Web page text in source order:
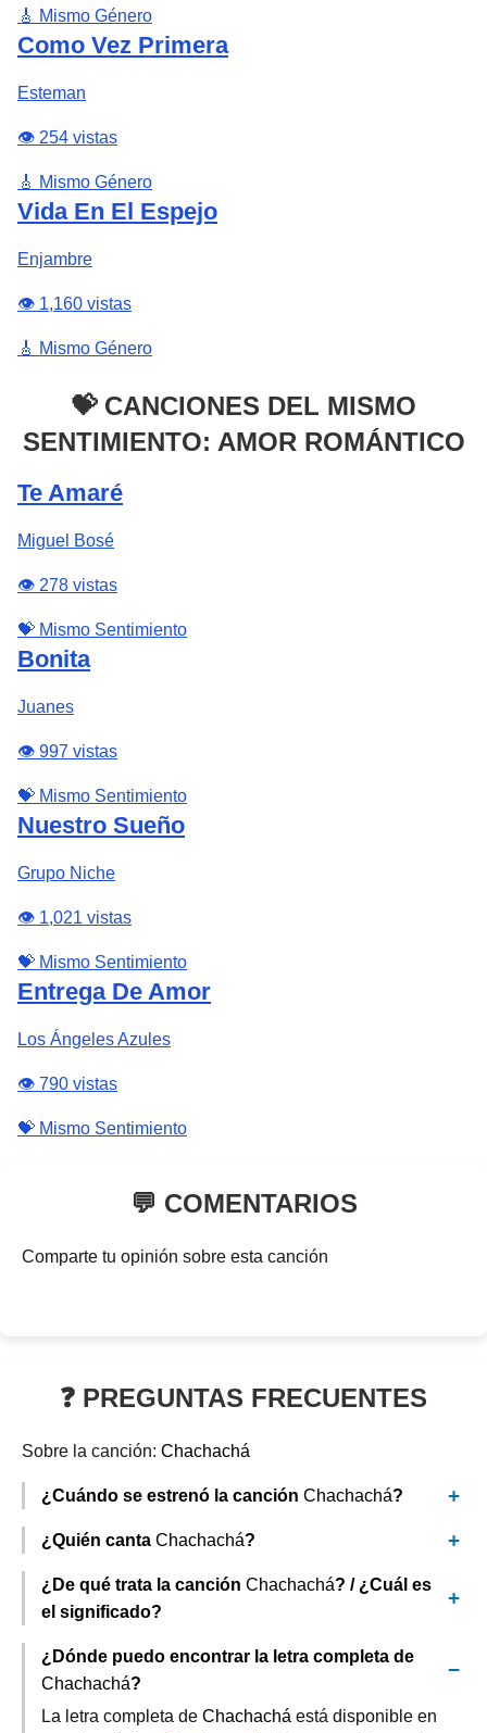
🎸 Mismo Género
Como Vez Primera
Esteman
👁️ 254 vistas
🎸 Mismo Género
Vida En El Espejo
Enjambre
👁️ 1,160 vistas
🎸 Mismo Género
💝 CANCIONES DEL MISMO
SENTIMIENTO: AMOR ROMÁNTICO
Te Amaré
Miguel Bosé
👁️ 278 vistas
💝 Mismo Sentimiento
Bonita
Juanes
👁️ 997 vistas
💝 Mismo Sentimiento
Nuestro Sueño
Grupo Niche
👁️ 1,021 vistas
💝 Mismo Sentimiento
Entrega De Amor
Los Ángeles Azules
👁️ 790 vistas
💝 Mismo Sentimiento
💬 COMENTARIOS
Comparte tu opinión sobre esta canción
❓ PREGUNTAS FRECUENTES
Sobre la canción: Chachachá
¿Cuándo se estrenó la canción Chachachá?
¿Quién canta Chachachá?
¿De qué trata la canción Chachachá? / ¿Cuál es
el significado?
¿Dónde puedo encontrar la letra completa de
Chachachá?
La letra completa de Chachachá está disponible en